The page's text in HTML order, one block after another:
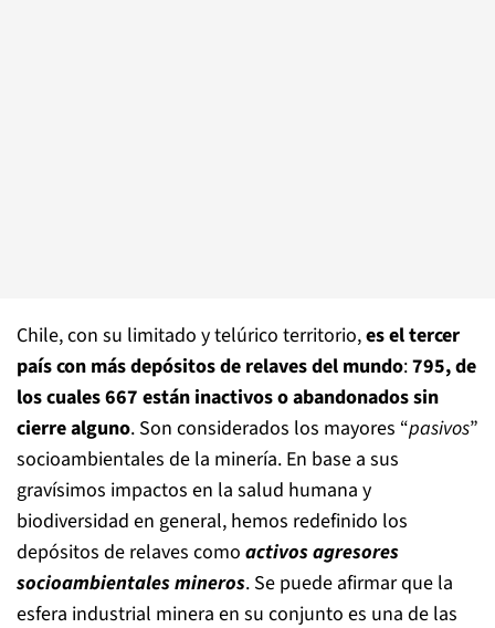
Chile, con su limitado y telúrico territorio,es el tercer
país con más depósitos de relaves del mundo:795, de
los cuales 667 están inactivos o abandonados sin
cierre alguno. Son considerados los mayores “pasivos”
socioambientales de la minería. En base a sus
gravísimos impactos en la salud humana y
biodiversidad en general, hemos redefinido los
depósitos de relaves como activos agresores
socioambientales mineros. Se puede afirmar que la
esfera industrial minera en su conjunto es una de las